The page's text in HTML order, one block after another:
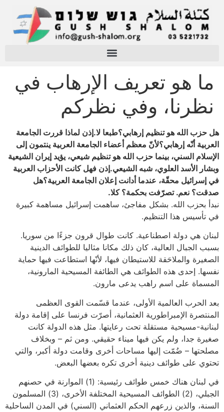
ما هو تعريف الإرهاب في
نظرنا، وفي نظركم
هل حزب الله هو تنظيم إرهابي؟طبعا لا.إذن لماذا قررت الجامعة
العربية أنّه إرهابي؟لأنّ معظم أعضاء الجامعة العربية ينتمون إلى
الإسلام السني، بينما حزب الله هو تنظيم شيعي، يؤيد إيران الشيعية
وبشار الأسد العلوي، شبه الشيعي.إذن فهل كانت الأحزاب العربية
في إسرائيل محقّة، عندما أدانت إعلان الجامعة العربية؟هل
صدقت؟ نعم. تصرّفت بحكمة؟ كلا.
نبدأ بحزب الله. بشكل مفاجئ، ساهمت إسرائيل مساهمة كبيرة
في تأسيس هذا التنظيم.
لبنان هي دولة اصطناعية. كانت طوال قرون جزءًا من سوريا.
بسبب الجبال العالية، كان ذلك مكانا مثاليا للطوائف الدينية
الصغيرة والملاحَقة للاستيطان فيها، لأنّها استطاعت فيها حماية
نفسها. إحدى هذه الطوائف هي الطائفة المسيحية المارونية،
المسماة على اسم راهب يدعى مارون.
بعد الحرب العالمية الأولى، عندما قسّمت القوى العظمى
المنتصرة الإمبراطورية العثمانية، أصرّت فرنسا على إقامة دولة
لبنانية-مسيحية مستقلة تحت رعايتها. مثل هذه الدولة كانت
صغيرة جدا، ولم يكن فيها ميناء حقيقي. ومن ثم – وبخلاف
مصلحتها – ضُمّت إليها مساحات أخرى وقامت دولة أكبر، والتي
تحتوي على طوائف دينية أخرى تكره بعضها البعض.
في لبنان هناك خمس طوائف رئيسية: (1) الموارنة في حصنهم
الجبلي، (2) الطوائف المسيحية المختلفة الأخرى، (3) المسلمون
السنة، والذين زرعهم الحكم العثماني (السني) في المدن الساحلية